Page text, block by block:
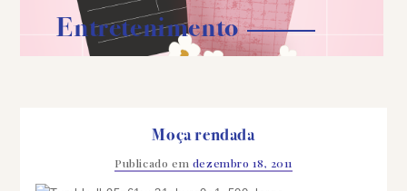
Entretenimento
Moça rendada
Publicado em dezembro 18, 2011